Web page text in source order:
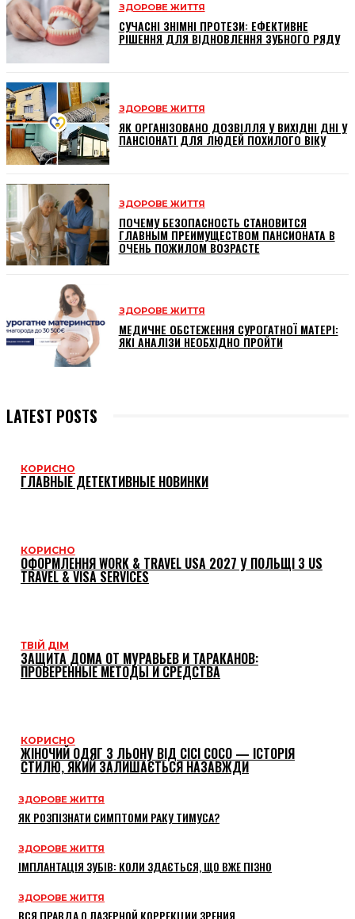
ЗДОРОВЕ ЖИТТЯ
СУЧАСНІ ЗНІМНІ ПРОТЕЗИ: ЕФЕКТИВНЕ
РІШЕННЯ ДЛЯ ВІДНОВЛЕННЯ ЗУБНОГО РЯДУ
ЗДОРОВЕ ЖИТТЯ
ЯК ОРГАНІЗОВАНО ДОЗВІЛЛЯ У ВИХІДНІ ДНІ У
ПАНСІОНАТІ ДЛЯ ЛЮДЕЙ ПОХИЛОГО ВІКУ
ЗДОРОВЕ ЖИТТЯ
ПОЧЕМУ БЕЗОПАСНОСТЬ СТАНОВИТСЯ
ГЛАВНЫМ ПРЕИМУЩЕСТВОМ ПАНСИОНАТА В
ОЧЕНЬ ПОЖИЛОМ ВОЗРАСТЕ
ЗДОРОВЕ ЖИТТЯ
МЕДИЧНЕ ОБСТЕЖЕННЯ СУРОГАТНОЇ МАТЕРІ:
ЯКІ АНАЛІЗИ НЕОБХІДНО ПРОЙТИ
LATEST POSTS
КОРИСНО
ГЛАВНЫЕ ДЕТЕКТИВНЫЕ НОВИНКИ
КОРИСНО
ОФОРМЛЕННЯ WORK & TRAVEL USA 2027 У ПОЛЬЩІ З US
TRAVEL & VISA SERVICES
ТВІЙ ДІМ
ЗАЩИТА ДОМА ОТ МУРАВЬЕВ И ТАРАКАНОВ:
ПРОВЕРЕННЫЕ МЕТОДЫ И СРЕДСТВА
КОРИСНО
ЖІНОЧИЙ ОДЯГ З ЛЬОНУ ВІД CICI COCO — ІСТОРІЯ
СТИЛЮ, ЯКИЙ ЗАЛИШАЄТЬСЯ НАЗАВЖДИ
ЗДОРОВЕ ЖИТТЯ
ЯК РОЗПІЗНАТИ СИМПТОМИ РАКУ ТИМУСА?
ЗДОРОВЕ ЖИТТЯ
ІМПЛАНТАЦІЯ ЗУБІВ: КОЛИ ЗДАЄТЬСЯ, ЩО ВЖЕ ПІЗНО
ЗДОРОВЕ ЖИТТЯ
ВСЯ ПРАВДА О ЛАЗЕРНОЙ КОРРЕКЦИИ ЗРЕНИЯ